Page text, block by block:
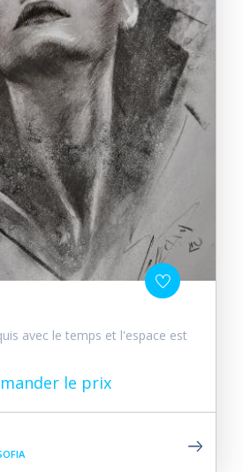
avec le temps et l'espace est
le prix